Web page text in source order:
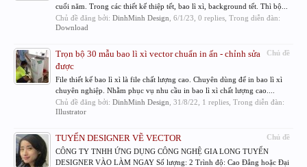
cuối năm. Trong các thiết kế thiệp tết, bao lì xì, background tết. Thì bộ...
Chủ đề đăng bởi: DinhMinh Design 6/1/23 , 0 replies, Trong diễn đàn:
Download
Chủ đề
Trọn bộ 30 mẫu bao lì xì vector chuẩn in ấn - chỉnh sửa
được
File thiết kế bao lì xì là file chất lượng cao. Chuyên dùng để in bao lì xì
chuyên nghiệp. Nhằm phục vụ nhu cầu in bao lì xì chất lượng cao....
Chủ đề đăng bởi: DinhMinh Design 31/8/22 , 1 replies, Trong diễn đàn:
Illustrator
Chủ đề
TUYỂN DESIGNER VẼ VECTOR
CÔNG TY TNHH ỨNG DỤNG CÔNG NGHỆ GIA LONG TUYỂN
DESIGNER VÀO LÀM NGAY Số lượng: 2 Trình độ: Cao Đẳng hoặc Đại